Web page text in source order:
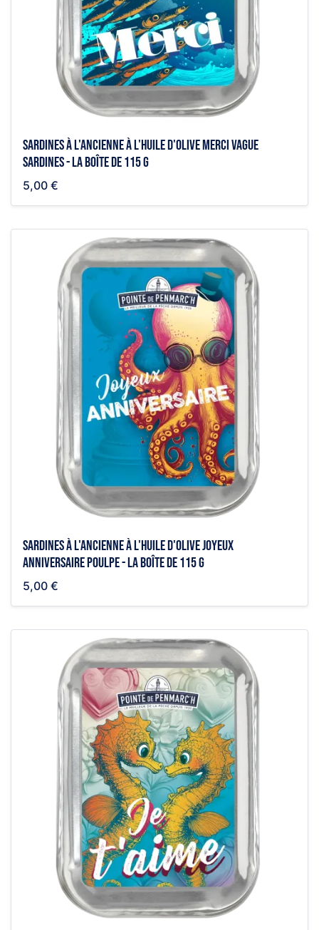
Sardines à l'ancienne à l'huile d'olive Merci vague
sardines - la boîte de 115 g
5,00 €
Sardines à l'ancienne à l'huile d'olive Joyeux
anniversaire poulpe - la boîte de 115 g
5,00 €